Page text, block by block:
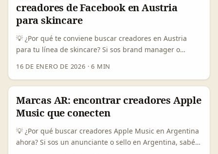
distintas. Pero ojo: el ecosistema de creadores
emergente viene con fricciones reales —entregables
poco claros, confusión entre cortesías y pagos, y
limitaciones creativas— tal como se destacó en la
cumbre organizada por Phenom Communications.
Teresa Aligbe—CEO de Phenom—definió ese espacio
como “un working space” para construir un marco más
creadores de Facebook en Austria
para skincare
💡 ¿Por qué te conviene buscar creadores en Austria
para tu línea de skincare? Si sos brand manager o
de skincare hacia Europa, Austria tiene ventajas:
consumidores que valoran ingredientes y
sostenibilidad, y un ecosistema de creadores locales
menos saturado que Alemania o UK. Pero ojo: el
mercado de cosmética también viene con riesgos
reputacionales —y uno gigante es el marketing dirigido
16 DE ENERO DE 2026 ·6 MIN
Marcas AR: encontrar creadores Apple
Music que conecten
💡 ¿Por qué buscar creadores Apple Music en Argentina
ahora? Si sos un anunciante o sello en Argentina, sabés